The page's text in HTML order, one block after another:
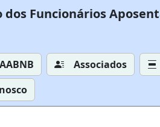
dos Funcionários
AABNB Associados